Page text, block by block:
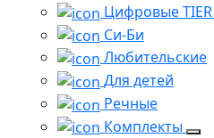
Цифровые
Си-Би
Любительские
Для детей
Речные
Комплекты